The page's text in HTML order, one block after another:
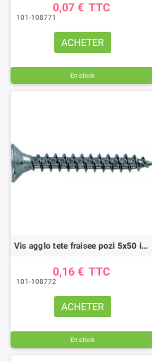
0,07 € TTC
101-108771
ACHETER
En stock
Vis agglo tete fraisee pozi 5x50 inox a2 (boite de 50)
0,16 € TTC
101-108772
ACHETER
En stock